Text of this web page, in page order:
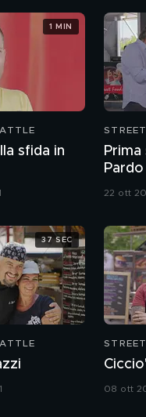
sfida in
1 MIN
Pardo
22 ott
37 SEC
08 ott